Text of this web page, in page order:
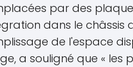
par des
dans le châssis
de l'espace
a souligné que «